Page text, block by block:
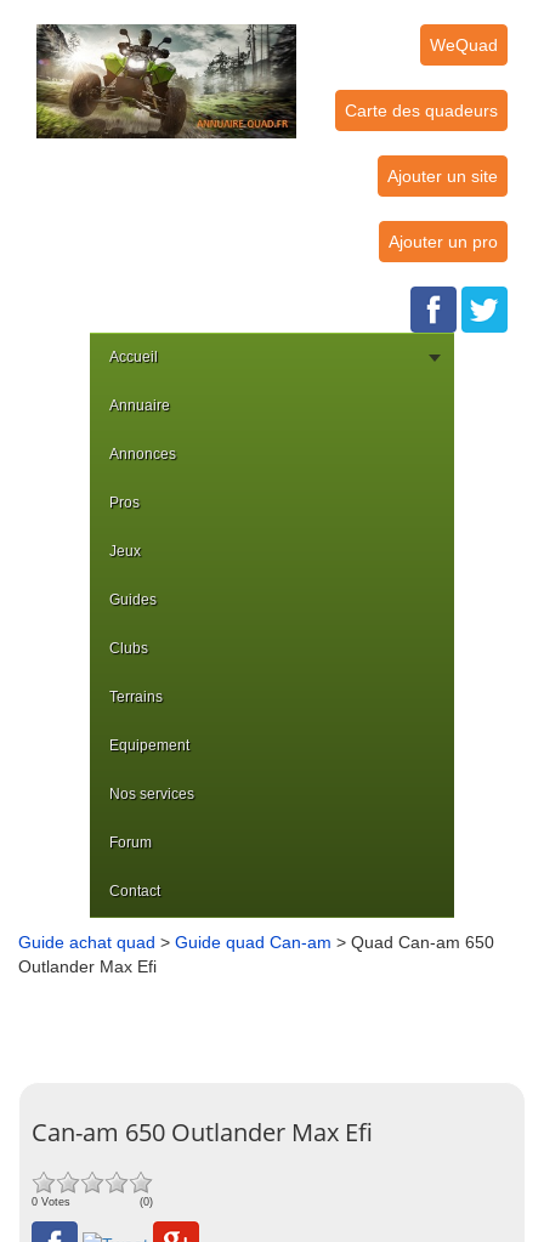
WeQuad
Carte des quadeurs
Ajouter un site
Ajouter un pro
Accueil
Annuaire
Annonces
Pros
Jeux
Guides
Clubs
Terrains
Equipement
Nos services
Forum
Contact
Guide achat quad > Guide quad Can-am > Quad Can-am 650
Outlander Max Efi
Can-am 650 Outlander Max Efi
0 Votes (0)